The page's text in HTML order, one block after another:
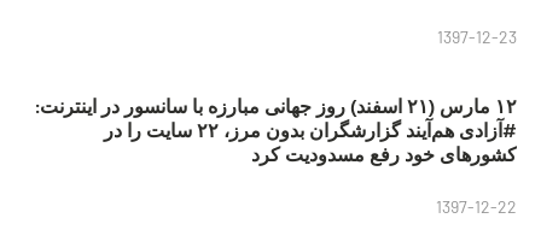
1397-12-23
۱۲ مارس (۲۱ اسفند) روز جهانی مبارزه با سانسور در اینترنت:
#آزادی هم‌آیند گزارشگران‌ بدون مرز، ۲۲ سایت را در
کشورهای خود رفع مسدودیت کرد
1397-12-22